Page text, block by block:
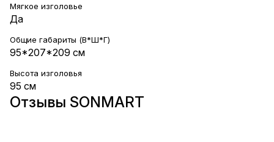
Мягкое изголовье
Да
Общие габариты (В*Ш*Г)
95*207*209 см
Высота изголовья
95 см
Отзывы SONMART